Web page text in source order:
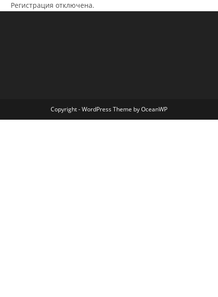
Регистрация отключена.
Copyright - WordPress Theme by OceanWP